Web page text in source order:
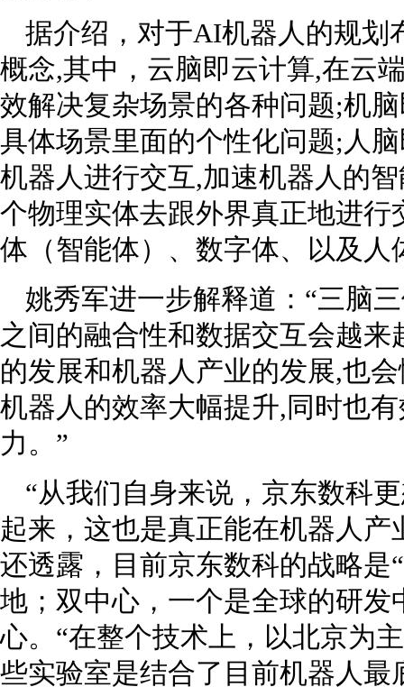
据介绍，对于AI机器人的规划
概念,其中，云脑即云计算,在云
效解决复杂场景的各种问题;机
具体场景里面的个性化问题;人
机器人进行交互,加速机器人的
个物理实体去跟外界真正地进
体（智能体）、数字体、以及人
姚秀军进一步解释道：“三脑
之间的融合性和数据交互会越
的发展和机器人产业的发展,也
机器人的效率大幅提升,同时也
力。”
“从我们自身来说，京东数科
起来，这也是真正能在机器人
还透露，目前京东数科的战略是
地；双中心，一个是全球的研
心。“在整个技术上，以北京为
些实验室是结合了目前机器人